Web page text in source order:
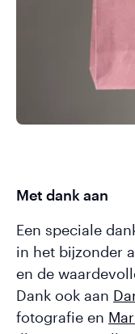
Met dank aan
Een speciale
in het bijzonder
en de
Dank ook aan
fotografie en